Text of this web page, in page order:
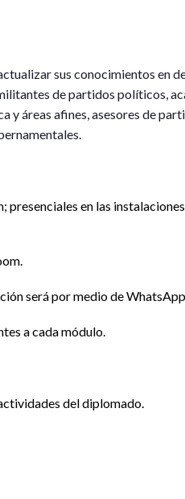
sus conocimientos en
de partidos políticos,
y áreas afines, asesores de
en las
será por medio de
a cada módulo.
del diplomado.